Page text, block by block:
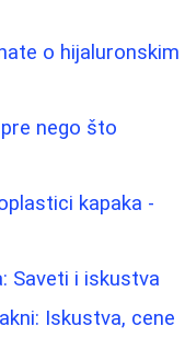
o hijaluronskim
nego što
kapaka -
Saveti i iskustva
Iskustva, cene